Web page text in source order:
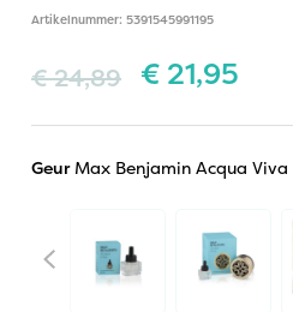
Artikelnummer: 5391545991195
€24,89 €21,95
Geur Max Benjamin Acqua Viva